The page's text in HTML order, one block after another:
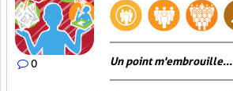
0 Un point m'embrouille...